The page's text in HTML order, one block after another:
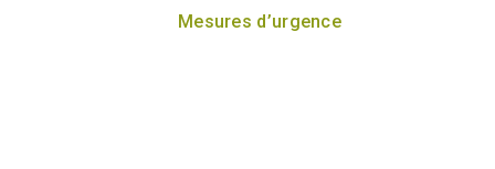
Mesures d’urgence